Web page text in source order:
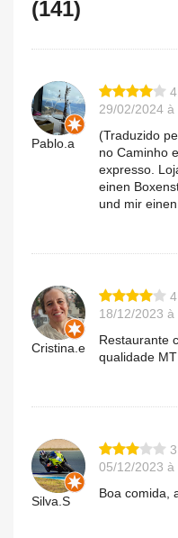
(141)
Pablo.a
29/02/2024 à
(Traduzido
no Caminho
expresso.
einen
und mir
Cristina.e
18/12/2023 à
Restaurante
qualidade
Silva.S
05/12/2023 à
Boa comida,